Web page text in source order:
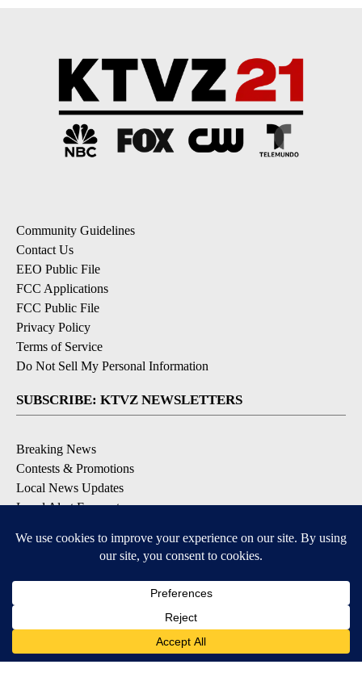
Community Guidelines
Contact Us
EEO Public File
FCC Applications
FCC Public File
Privacy Policy
Terms of Service
Do Not Sell My Personal Information
SUBSCRIBE: KTVZ NEWSLETTERS
Breaking News
Contests & Promotions
Local News Updates
Local Alert Forecast
DOWNLOAD: KTVZ APPS